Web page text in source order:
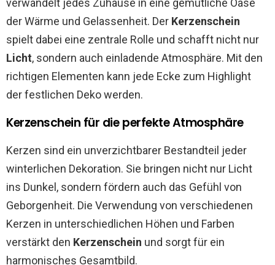
verwandelt jedes Zuhause in eine gemütliche Oase
der Wärme und Gelassenheit. Der Kerzenschein
spielt dabei eine zentrale Rolle und schafft nicht nur
Licht, sondern auch einladende Atmosphäre. Mit den
richtigen Elementen kann jede Ecke zum Highlight
der festlichen Deko werden.
Kerzenschein für die perfekte Atmosphäre
Kerzen sind ein unverzichtbarer Bestandteil jeder
winterlichen Dekoration. Sie bringen nicht nur Licht
ins Dunkel, sondern fördern auch das Gefühl von
Geborgenheit. Die Verwendung von verschiedenen
Kerzen in unterschiedlichen Höhen und Farben
verstärkt den Kerzenschein und sorgt für ein
harmonisches Gesamtbild.